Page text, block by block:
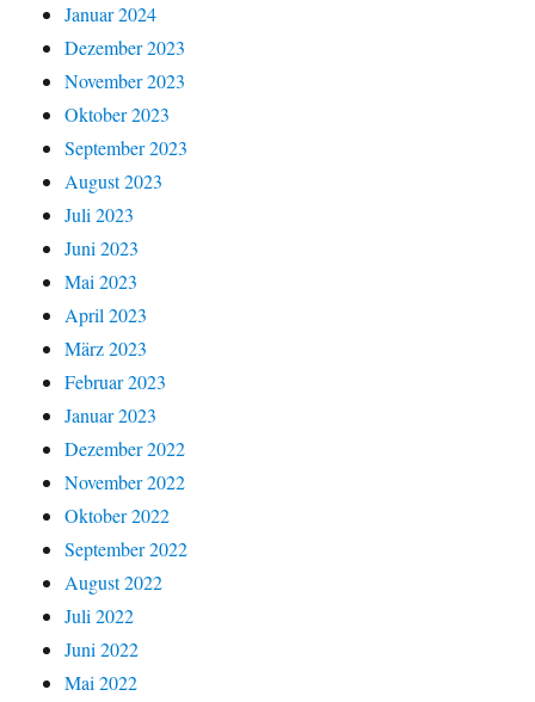
Januar 2024
Dezember 2023
November 2023
Oktober 2023
September 2023
August 2023
Juli 2023
Juni 2023
Mai 2023
April 2023
März 2023
Februar 2023
Januar 2023
Dezember 2022
November 2022
Oktober 2022
September 2022
August 2022
Juli 2022
Juni 2022
Mai 2022